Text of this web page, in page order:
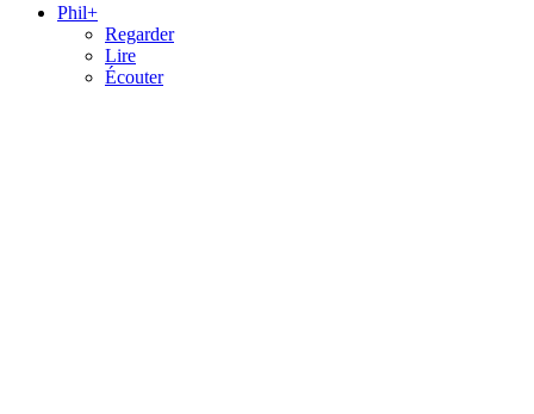
Phil+
Regarder
Lire
Écouter